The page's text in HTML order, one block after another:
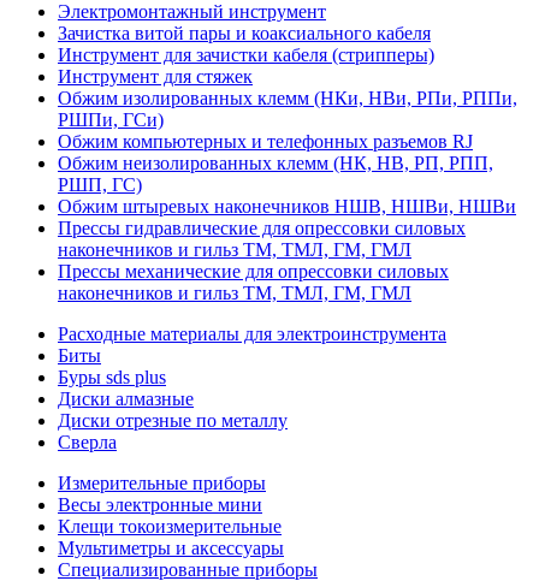
Электромонтажный инструмент
Зачистка витой пары и коаксиального кабеля
Инструмент для зачистки кабеля (стрипперы)
Инструмент для стяжек
Обжим изолированных клемм (НКи, НВи, РПи, РППи,
РШПи, ГСи)
Обжим компьютерных и телефонных разъемов RJ
Обжим неизолированных клемм (НК, НВ, РП, РПП,
РШП, ГС)
Обжим штыревых наконечников НШВ, НШВи, НШВи
Прессы гидравлические для опрессовки силовых
наконечников и гильз ТМ, ТМЛ, ГМ, ГМЛ
Прессы механические для опрессовки силовых
наконечников и гильз ТМ, ТМЛ, ГМ, ГМЛ
Расходные материалы для электроинструмента
Биты
Буры sds plus
Диски алмазные
Диски отрезные по металлу
Сверла
Измерительные приборы
Весы электронные мини
Клещи токоизмерительные
Мультиметры и аксессуары
Специализированные приборы